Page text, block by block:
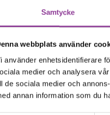
Samtycke
webbplats använder
använder enhetsidentifierare
medier och analysera
de sociala medier och
annan information som du
för
kr